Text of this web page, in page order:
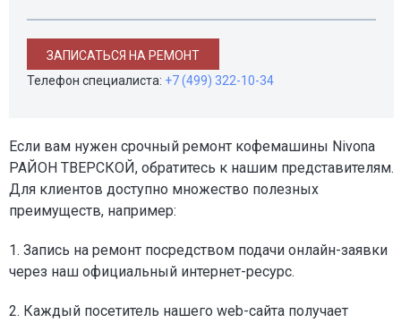
ЗАПИСАТЬСЯ НА РЕМОНТ
Телефон специалиста: +7 (499) 322-10-34
Если вам нужен срочный ремонт кофемашины Nivona
РАЙОН ТВЕРСКОЙ, обратитесь к нашим представителям.
Для клиентов доступно множество полезных
преимуществ, например:
1. Запись на ремонт посредством подачи онлайн-заявки
через наш официальный интернет-ресурс.
2. Каждый посетитель нашего web-сайта получает